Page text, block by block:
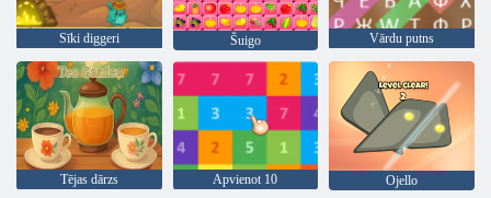
Sīki diggeri Šuigo Vārdu putns
Tējas dārzs Apvienot 10 Ojello